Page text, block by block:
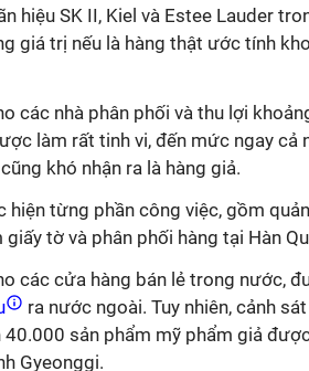
hiệu SK II, Kiel và Estee Lauder
giá trị nếu là hàng thật ước tính
các nhà phân phối và thu lợi
làm rất tinh vi, đến mức ngay cả
khó nhận ra là hàng giả.
hiện từng phần công việc, gồm
tờ và phân phối hàng tại Hàn
các cửa hàng bán lẻ trong nước,
ra nước ngoài. Tuy nhiên, cảnh
sản phẩm mỹ phẩm giả
Gyeonggi.